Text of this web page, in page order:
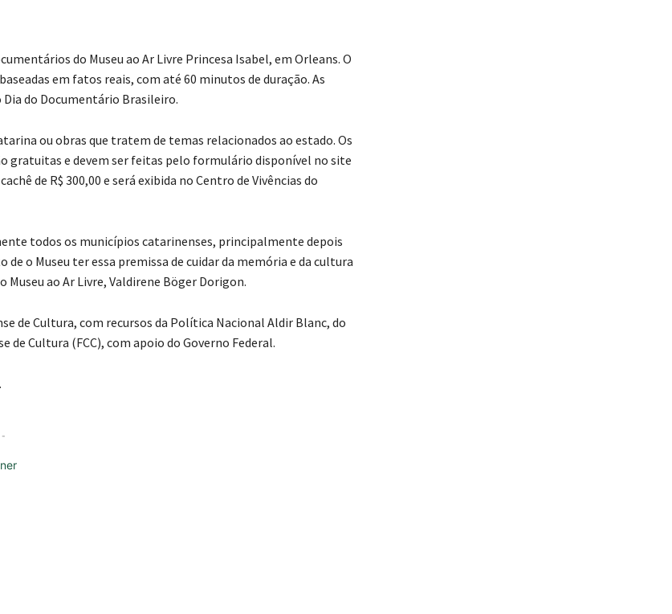
do Museu ao Ar Livre Princesa Isabel, em Orleans. O
em fatos reais, com até 60 minutos de duração. As
do Documentário Brasileiro.
ou obras que tratem de temas relacionados ao estado. Os
gratuitas e devem ser feitas pelo formulário disponível no site
de R$ 300,00 e será exibida no Centro de Vivências do
todos os municípios catarinenses, principalmente depois
de o Museu ter essa premissa de cuidar da memória e da cultura
ao Ar Livre, Valdirene Böger Dorigon.
de Cultura, com recursos da Política Nacional Aldir Blanc, do
de Cultura (FCC), com apoio do Governo Federal.
-